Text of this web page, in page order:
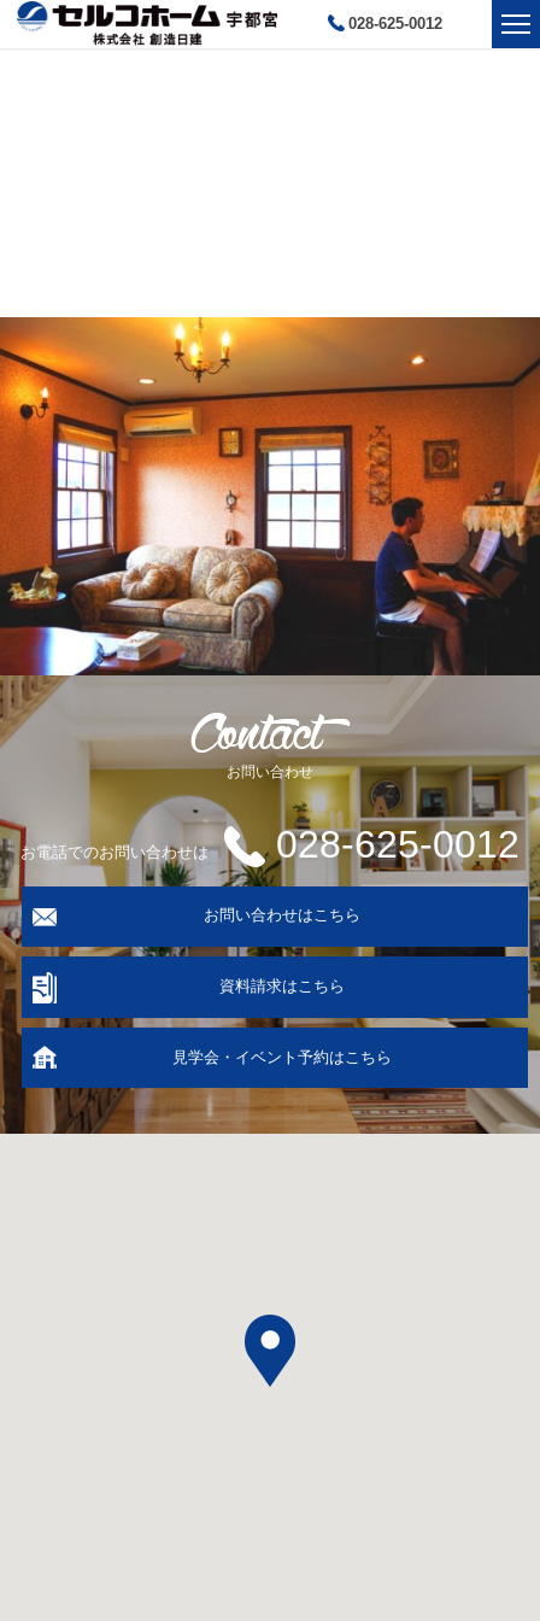
028-625-0012
お問い合わせ
お電話でのお問い合わせは 028-625-0012
お問い合わせはこちら
資料請求はこちら
見学会・イベント予約はこちら